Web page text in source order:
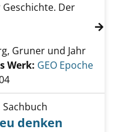
Der
Verfasser
Gruner und Jahr
Werk: GEO Epoche
Sachbuch
denken